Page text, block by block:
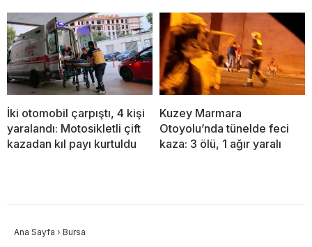
İki otomobil çarpıştı, 4 kişi
yaralandı: Motosikletli çift
kazadan kıl payı kurtuldu
Kuzey Marmara
Otoyolu’nda tünelde feci
kaza: 3 ölü, 1 ağır yaralı
Ana Sayfa › Bursa